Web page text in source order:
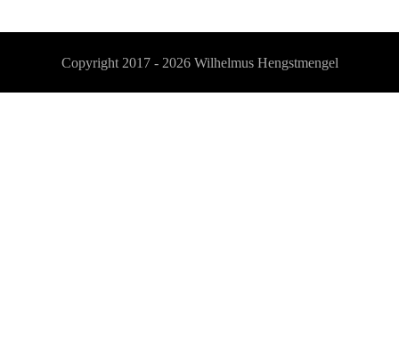
Copyright 2017 - 2026 Wilhelmus Hengstmengel